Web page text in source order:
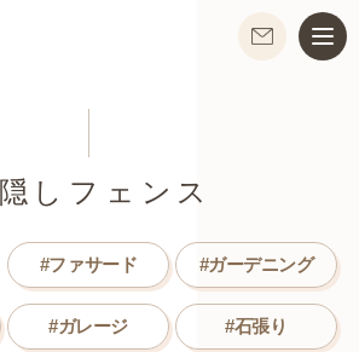
しフェンス
#ファサード #ガーデニング
#ガレージ #石張り